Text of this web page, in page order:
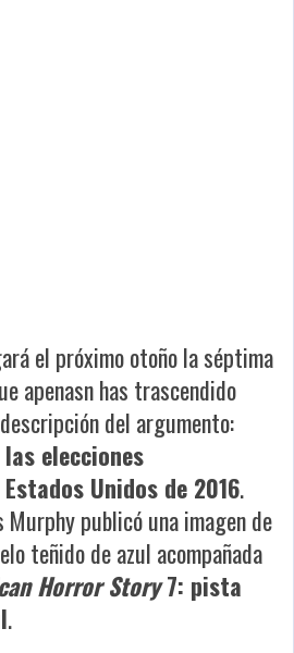
el próximo otoño la séptima
apenasn has trascendido
del argumento:
elecciones
Unidos de 2016.
Murphy publicó una imagen de
teñido de azul acompañada
Horror Story7: pista
.